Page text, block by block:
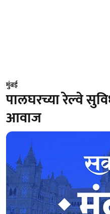
मुंबई
पालघरच्या रेल्वे
आवाज